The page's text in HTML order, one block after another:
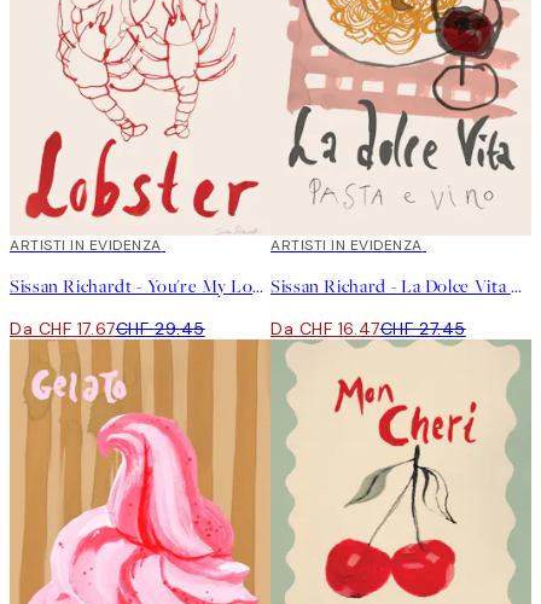
”The inspiration and research process is the biggest and most
important part. I can spend weeks gathering inspiration and
then create the painting in a day.”
40%*
ARTISTI IN EVIDENZA
Sissan Richardt - You're My Lobster Poster
Da CHF 17.67CHF 29.45
40%*
ARTISTI IN EVIDENZA
Sissan Richard - La Dolce Vita Poster
Da CHF 16.47CHF 27.45